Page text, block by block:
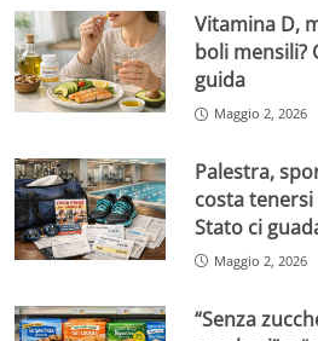
Vitamina D,
boli mensili?
guida
Maggio 2, 2026
Palestra,
costa
Stato ci
Maggio 2, 2026
“Senza